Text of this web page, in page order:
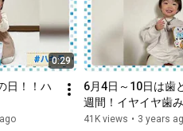
0:29
日！！ハ
6月4日～10日は歯
週間！イヤイヤ歯
助けアイテム「ハ
41K views • 3 years